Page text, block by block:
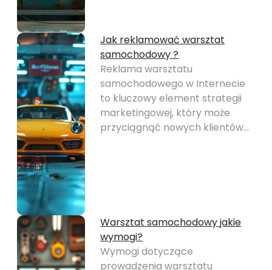
Jak reklamować warsztat
samochodowy ?
Reklama warsztatu
samochodowego w Internecie
to kluczowy element strategii
marketingowej, który może
przyciągnąć nowych klientów…
Warsztat samochodowy jakie
wymogi?
Wymogi dotyczące
prowadzenia warsztatu